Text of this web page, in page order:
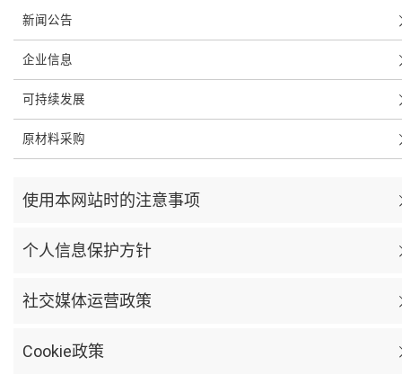
新闻公告
企业信息
可持续发展
原材料采购
使用本网站时的注意事项
个人信息保护方针
社交媒体运营政策
Cookie政策